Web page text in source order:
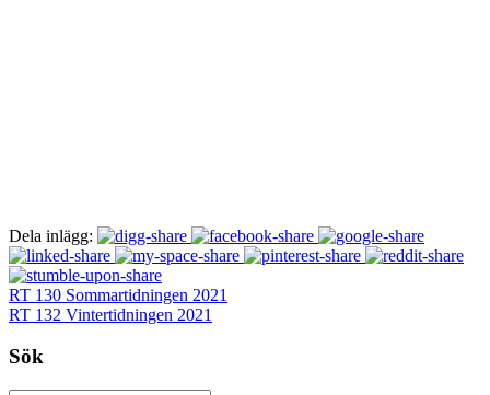
Dela inlägg:
RT 130 Sommartidningen 2021
RT 132 Vintertidningen 2021
Sök